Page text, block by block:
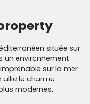
située sur
un environnement
sur la mer
le charme
modernes.